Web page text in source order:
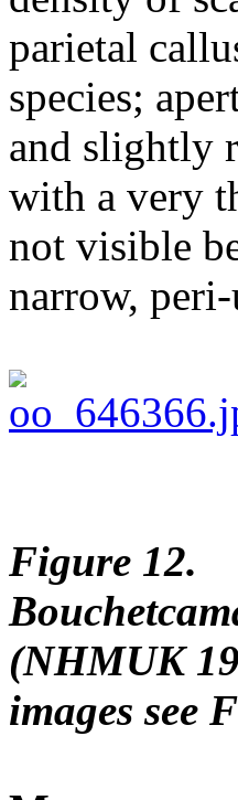
parietal
species;
and slightly
with a very
not visible
narrow,
Figure 12.
(NHMUK
images see